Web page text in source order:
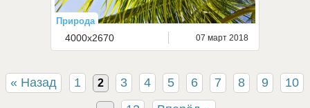
Природа
4000x2670 07 март 2018
« Назад 1 2 3 4 5 6 7 8 9 10